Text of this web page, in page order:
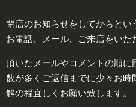
閉店のお知らせをしてからとい
お電話、メール、ご来店をいた
頂いたメールやコメントの順に
数が多くご返信までに少々お
解の程宜しくお願い致します。